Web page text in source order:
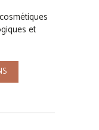
et